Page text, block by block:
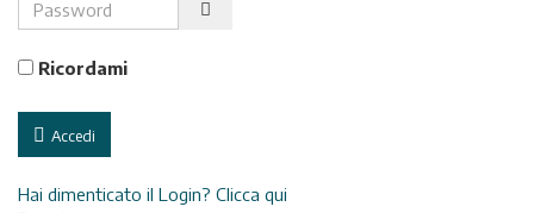
Ricordami
Accedi
Hai dimenticato il Login? Clicca qui